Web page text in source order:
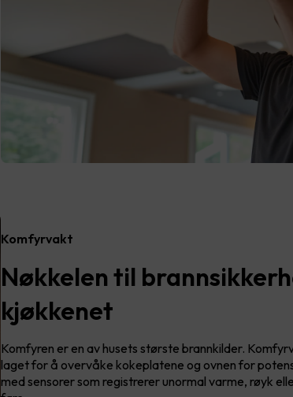
Komfyrvakt
Nøkkelen til
kjøkkenet
Komfyren er en av husets største brannkilder.
laget for å overvåke kokeplatene og ovnen for
med sensorer som registrerer unormal varme, røyk